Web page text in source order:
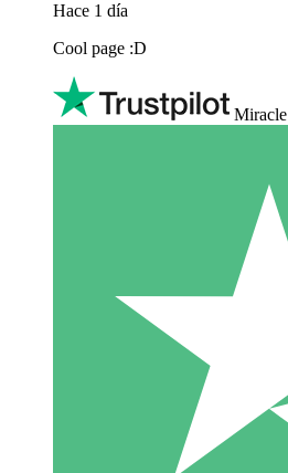
Hace 1 día
Cool page :D
Miracle